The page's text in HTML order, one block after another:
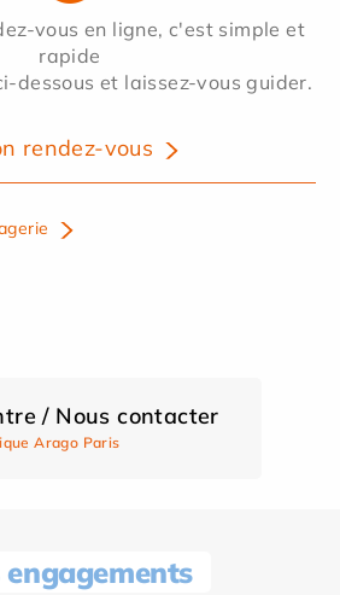
vous en ligne, c'est simple et
rapide
dessous et laissez-vous guider.
rendez-vous
/ Nous contacter
Arago Paris
engagements